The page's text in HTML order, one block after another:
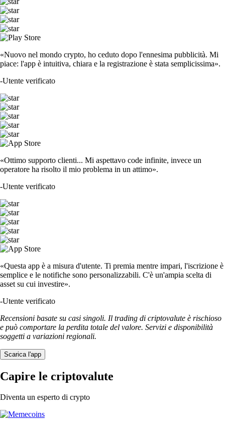
«Nuovo nel mondo crypto, ho ceduto dopo l'ennesima pubblicità. Mi
piace: l'app è intuitiva, chiara e la registrazione è stata semplicissima».
-Utente verificato
«Ottimo supporto clienti... Mi aspettavo code infinite, invece un
operatore ha risolto il mio problema in un attimo».
-Utente verificato
«Questa app è a misura d'utente. Ti premia mentre impari, l'iscrizione è
semplice e le notifiche sono personalizzabili. C'è un'ampia scelta di
asset su cui investire».
-Utente verificato
Recensioni basate su casi singoli. Il trading di criptovalute è rischioso
e può comportare la perdita totale del valore. Servizi e disponibilità
soggetti a variazioni regionali.
Scarica l'app
Capire le criptovalute
Diventa un esperto di crypto